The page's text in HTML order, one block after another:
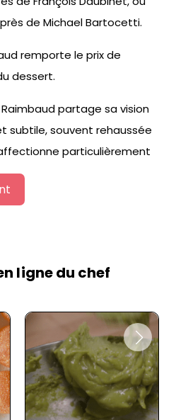
de Michael Bartocetti.
remporte le prix de
dessert.
partage sa vision
subtile, souvent rehaussée
particulièrement
ligne du chef